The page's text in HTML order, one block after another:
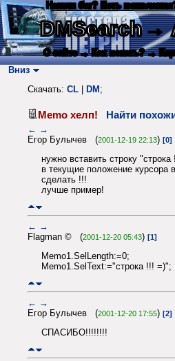
Нашли баг? Есть
DMSearch→
О сайте → Как искать? →
Вниз
Скачать: CL DM ;
Memo хелп! Найти
← →
Егор Булычев (2001-12-19 22:13) [0]
нужно вставить строку "строка
в текущие положение курсора
сделать !!!
лучше пример!
← →
Flagman © (2001-12-20 05:43) [1]
Memo1.SelLength:=0;
Memo1.SelText:="строка !!! =)";
← →
Егор Булычев (2001-12-20 17:55) [2]
СПАСИБО!!!!!!!!